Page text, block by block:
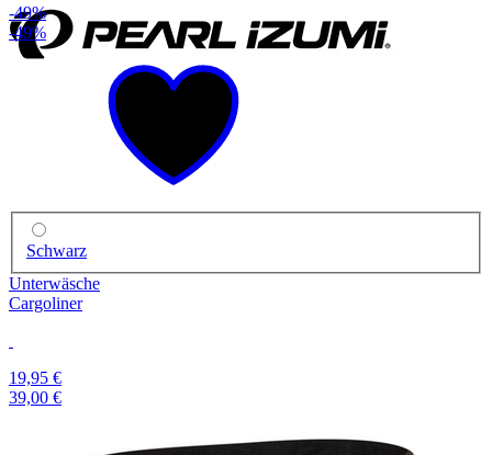
-49%
-49%
Schwarz
Unterwäsche
Cargoliner
19,95 €
39,00 €